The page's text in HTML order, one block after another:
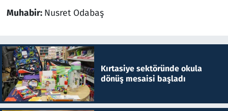
Muhabir: Nusret Odabaş
Kırtasiye sektöründe okula
dönüş mesaisi başladı